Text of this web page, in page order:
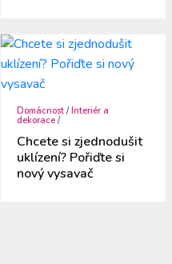
Domácnost /Interiér a
dekorace /
Chcete si zjednodušit
uklízení? Pořiďte si
nový vysavač